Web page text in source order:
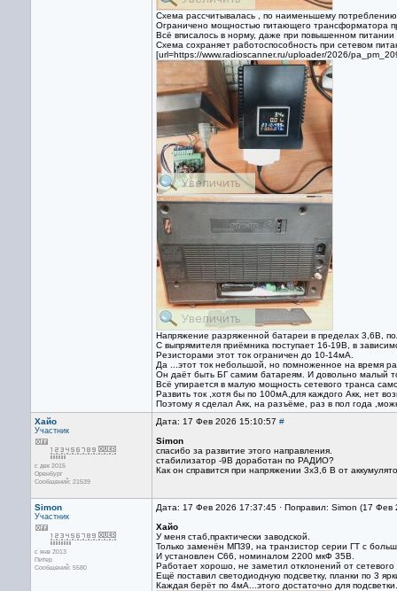
Схема рассчитывалась , по наименьшему
Ограничено мощностью питающего трансформатора
Всё вписалось в норму, даже при повышенном питании
Схема сохраняет работоспособность при сетевом
[url=https://www.radioscanner.ru/uploader/2026/
Напряжение разряженной батареи в пределах 3,6В,
С выпрямителя приёмника поступает 16-19В, в
Резисторами этот ток ограничен до 10-14мА.
Да ...этот ток небольшой, но помноженное на время
Он даёт быть БГ самим батареям. И довольно малый
Всё упирается в малую мощность сетевого транса
Развить ток ,хотя бы по 100мА,для каждого Акк, нет
Поэтому я сделал Акк, на разъёме, раз в пол года
Хайо
Участник
с дек 2015
Оренбург
Сообщений: 21539
Дата: 17 Фев 2026 15:10:57 #
Simon
спасибо за развитие этого направления.
стабилизатор -9В доработан по РАДИО?
Как он справится при напряжении 3х3,6 В от
Simon
Участник
с янв 2013
Питер
Сообщений: 5580
Дата: 17 Фев 2026 17:37:45 · Поправил: Simon (17
Хайо
У меня стаб,практически заводской.
Только заменён МП39, на транзистор серии ГТ с
И установлен С66, номиналом 2200 мкФ 35В.
Работает хорошо, не заметил отклонений от
Ещё поставил светодиодную подсветку, планки по 3
Каждая берёт по 4мА...этого достаточно для подсветки.